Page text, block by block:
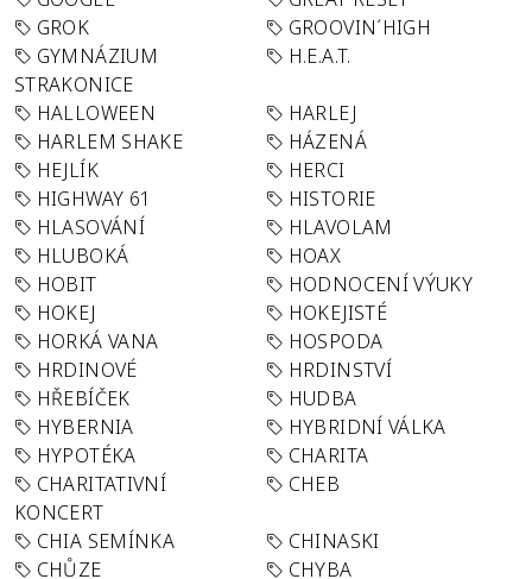
GROK
GROOVIN´HIGH
GYMNÁZIUM
STRAKONICE
H.E.A.T.
HALLOWEEN
HARLEJ
HARLEM SHAKE
HÁZENÁ
HEJLÍK
HERCI
HIGHWAY 61
HISTORIE
HLASOVÁNÍ
HLAVOLAM
HLUBOKÁ
HOAX
HOBIT
HODNOCENÍ VÝUKY
HOKEJ
HOKEJISTÉ
HORKÁ VANA
HOSPODA
HRDINOVÉ
HRDINSTVÍ
HŘEBÍČEK
HUDBA
HYBERNIA
HYBRIDNÍ VÁLKA
HYPOTÉKA
CHARITA
CHARITATIVNÍ
KONCERT
CHEB
CHIA SEMÍNKA
CHINASKI
CHŮZE
CHYBA